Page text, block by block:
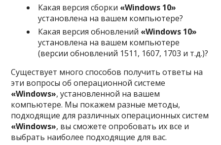
Какая версия сборки «Windows 10»
установлена на вашем компьютере?
Какая версия обновлений «Windows 10»
установлена на вашем компьютере
(версии обновлений 1511, 1607, 1703 и т.д.)?
Существует много способов получить ответы на
эти вопросы об операционной системе
«Windows», установленной на вашем
компьютере. Мы покажем разные методы,
подходящие для различных операционных систем
«Windows», вы сможете опробовать их все и
выбрать наиболее подходящие для вас.